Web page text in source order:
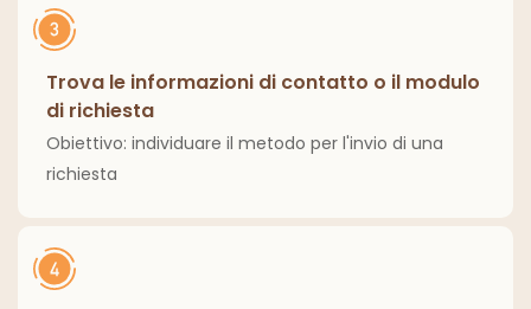
Trova le informazioni di contatto o il modulo
di richiesta
Obiettivo: individuare il metodo per l'invio di una
richiesta